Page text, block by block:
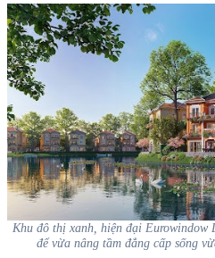
Khu đô thị xanh, hiện đại
để vừa nâng tầm đẳng cấp sống